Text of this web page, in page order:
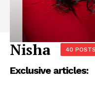
Nisha 40 POSTS
Exclusive articles: